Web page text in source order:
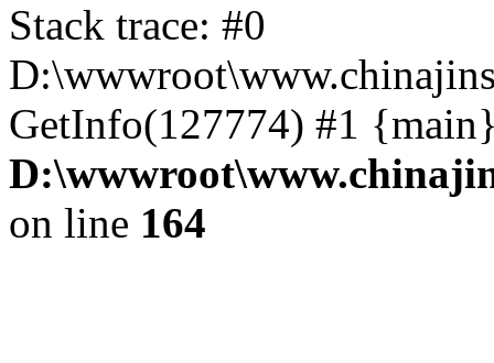
Stack trace: #0
GetInfo(127774) #1
on line 164